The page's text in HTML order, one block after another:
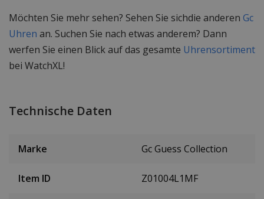
Möchten Sie mehr sehen? Sehen Sie sichdie anderen Gc
Uhren an. Suchen Sie nach etwas anderem? Dann
werfen Sie einen Blick auf das gesamte Uhrensortiment
bei WatchXL!
Technische Daten
Marke Gc Guess Collection
Item ID Z01004L1MF